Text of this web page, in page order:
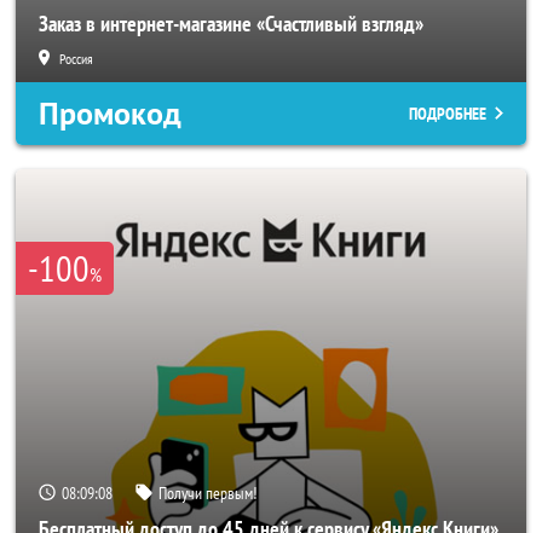
Заказ в интернет-магазине «Счастливый взгляд»
Россия
Промокод ПОДРОБНЕЕ
-100%
08:09:06 Получи первым!